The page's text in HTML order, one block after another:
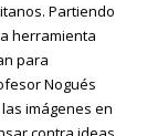
Partiendo
herramienta
para
Nogués
imágenes en